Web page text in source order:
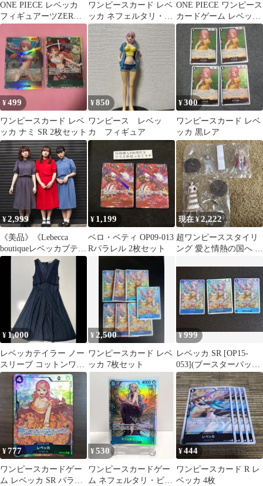
ONE PIECE レベッカ
フィギュアーツZERO
ワンピース
ワンピースカード レベ
ッカ ネフェルタリ・ビ
ビ SR
ONE PIECE ワンピース
カードゲーム レベッカ
スリーブ
¥499
ワンピースカード レベ
ッカ ナミ SR 2枚セット
¥850
ワンピース レベッ
カ フィギュア
¥300
ワンピースカード レベ
ッカ 黒レア
¥2,999
《美品》《Lebecca
boutiqueレベッカブティ
ック》私たちのワンピ
¥ 1,199
ベロ・ベティ OP09-013
Rパラレル 2枚セット
現在 ¥2,222
超ワンピーススタイリ
ング 愛と情熱の国へ レ
¥ 1,000
レベッカテイラー ノー
スリーブ コットンワン
ピース ブラック サイ
¥ 2,500
ワンピースカード レベ
ッカ 7枚セット
¥999
レベッカ SR [OP15-
053](ブースターパック
「神の島の冒険」) 3枚
¥777
ワンピースカードゲー
ム レベッカ SR パラレ
¥530
ワンピースカードゲー
ム ネフェルタリ・ビビ
¥444
ワンピースカード R レ
ベッカ 4枚